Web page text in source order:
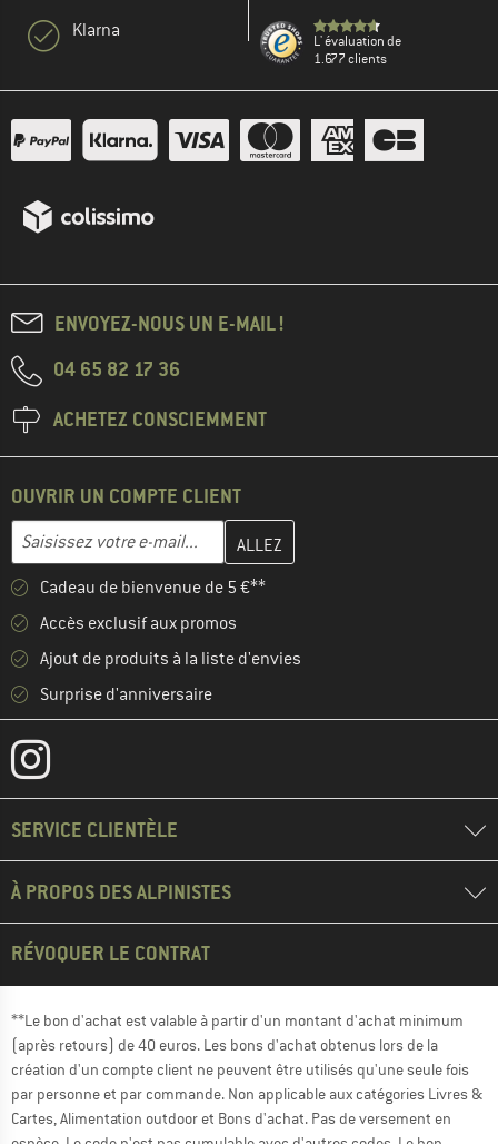
Klarna
L' évaluation de
1.677 clients
ENVOYEZ-NOUS UN E-MAIL !
04 65 82 17 36
ACHETEZ CONSCIEMMENT
OUVRIR UN COMPTE CLIENT
Adresse e-mail
Entrez votre adresse e-mail ici et créez votre compte client à la
Cadeau de bienvenue de 5 €**
Accès exclusif aux promos
Ajout de produits à la liste d'envies
Surprise d'anniversaire
SERVICE CLIENTÈLE
À PROPOS DES ALPINISTES
RÉVOQUER LE CONTRAT
**Le bon d'achat est valable à partir d'un montant d'achat minimum
(après retours) de 40 euros. Les bons d'achat obtenus lors de la
création d'un compte client ne peuvent être utilisés qu'une seule fois
par personne et par commande. Non applicable aux catégories Livres &
Cartes, Alimentation outdoor et Bons d'achat. Pas de versement en